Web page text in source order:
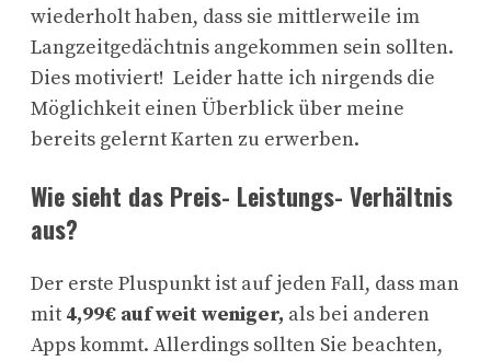
wiederholt haben, dass sie mittlerweile im
Langzeitgedächtnis angekommen sein sollten.
Dies motiviert! Leider hatte ich nirgends die
Möglichkeit einen Überblick über meine
bereits gelernt Karten zu erwerben.
Wie sieht das Preis- Leistungs- Verhältnis
aus?
Der erste Pluspunkt ist auf jeden Fall, dass man
mit 4,99€ auf weit weniger, als bei anderen
Apps kommt. Allerdings sollten Sie beachten,